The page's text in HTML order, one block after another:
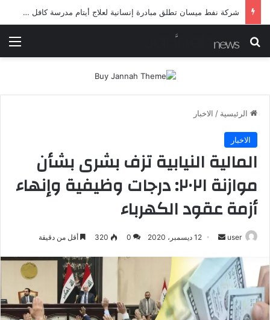
شرطة ميسان تلقي القبض على مطلقي العيارات النارية أثناء تشييع جنائزي في العمارة
بحث عن
الرئيسية / الاخبار
الاخبار
المالية النيابية تزف بشرى بشأن
موازنة ٢٠٢١: درجات وظيفية وإنهاء
أزمة عقود الكهرباء
user
أرسل
إلكترونيا
12 ديسمبر، 2020 0
320 أقل من دقيقة